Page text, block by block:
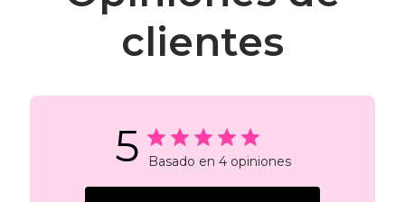
clientes
5 Basado en 4 opiniones